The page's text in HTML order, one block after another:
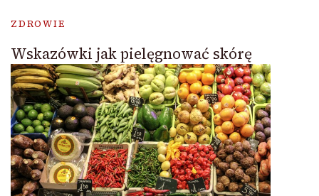
ZDROWIE
Wskazówki jak pielęgnować skórę